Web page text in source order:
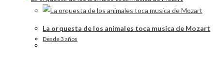
La orquesta de los animales toca musica de Mozart
Desde 3 años